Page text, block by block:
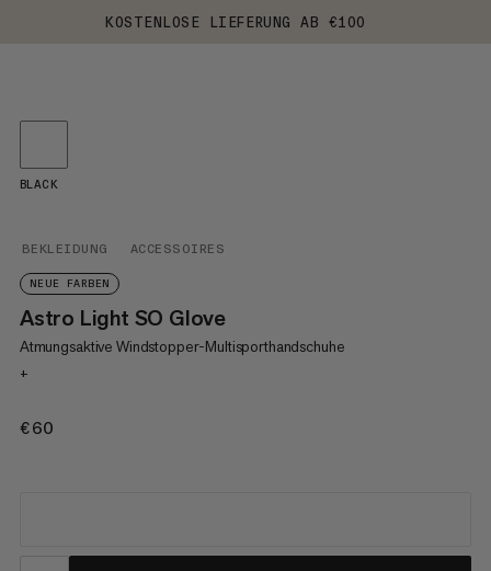
KOSTENLOSE LIEFERUNG AB €100
BEKLEIDUNG ACCESSOIRES
NEUE FARBEN
Astro Light SO Glove
Atmungsaktive Windstopper-Multisporthandschuhe
+
€60
BLACK